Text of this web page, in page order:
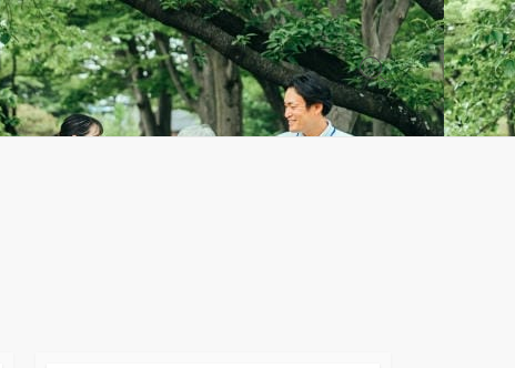
検
索
切